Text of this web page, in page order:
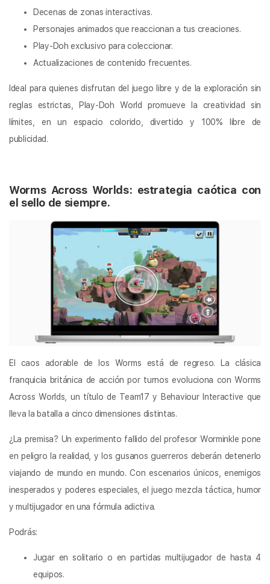
Decenas de zonas interactivas.
Personajes animados que reaccionan a tus creaciones.
Play-Doh exclusivo para coleccionar.
Actualizaciones de contenido frecuentes.
Ideal para quienes disfrutan del juego libre y de la exploración sin
reglas estrictas, Play-Doh World promueve la creatividad sin
límites, en un espacio colorido, divertido y 100% libre de
publicidad.
Worms Across Worlds: estrategia caótica con
el sello de siempre.
El caos adorable de los Worms está de regreso. La clásica
franquicia británica de acción por turnos evoluciona con Worms
Across Worlds, un título de Team17 y Behaviour Interactive que
lleva la batalla a cinco dimensiones distintas.
¿La premisa? Un experimento fallido del profesor Worminkle pone
en peligro la realidad, y los gusanos guerreros deberán detenerlo
viajando de mundo en mundo. Con escenarios únicos, enemigos
inesperados y poderes especiales, el juego mezcla táctica, humor
y multijugador en una fórmula adictiva.
Podrás:
Jugar en solitario o en partidas multijugador de hasta 4
equipos.